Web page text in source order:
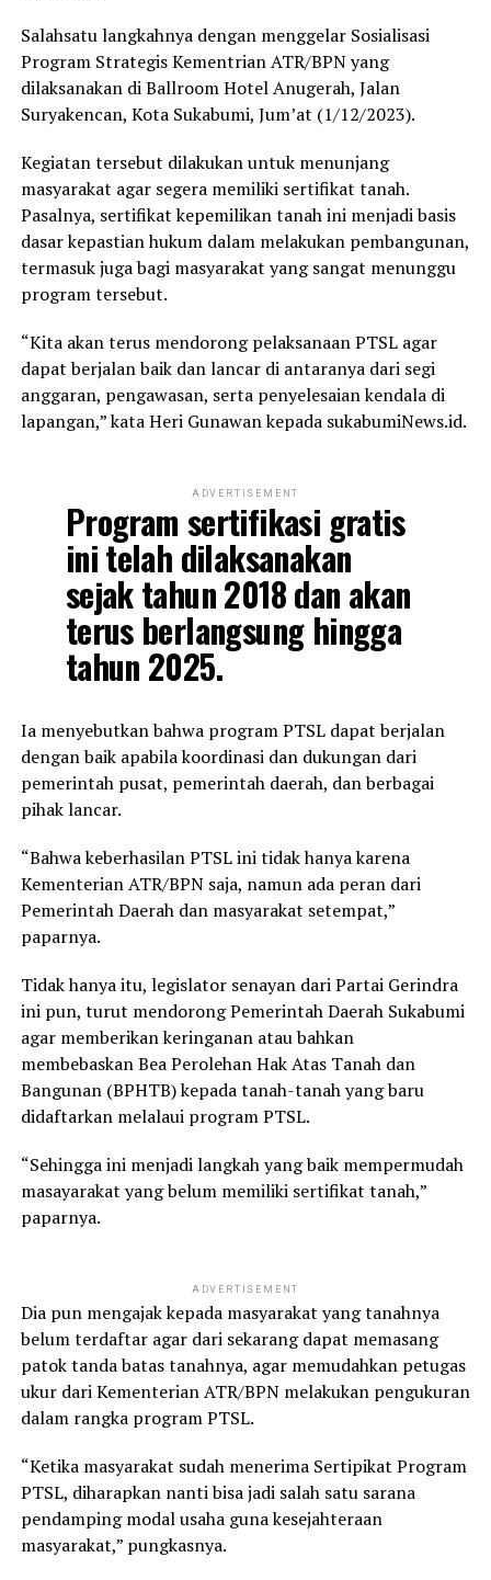
Salahsatu langkahnya dengan menggelar Sosialisasi
Program Strategis Kementrian ATR/BPN yang
dilaksanakan di Ballroom Hotel Anugerah, Jalan
Suryakencan, Kota Sukabumi, Jum’at (1/12/2023).
Kegiatan tersebut dilakukan untuk menunjang
masyarakat agar segera memiliki sertifikat tanah.
Pasalnya, sertifikat kepemilikan tanah ini menjadi basis
dasar kepastian hukum dalam melakukan pembangunan,
termasuk juga bagi masyarakat yang sangat menunggu
program tersebut.
“Kita akan terus mendorong pelaksanaan PTSL agar
dapat berjalan baik dan lancar di antaranya dari segi
anggaran, pengawasan, serta penyelesaian kendala di
lapangan,” kata Heri Gunawan kepada sukabumiNews.id.
ADVERTISEMENT
Program sertifikasi gratis
ini telah dilaksanakan
sejak tahun 2018 dan akan
terus berlangsung hingga
tahun 2025.
Ia menyebutkan bahwa program PTSL dapat berjalan
dengan baik apabila koordinasi dan dukungan dari
pemerintah pusat, pemerintah daerah, dan berbagai
pihak lancar.
“Bahwa keberhasilan PTSL ini tidak hanya karena
Kementerian ATR/BPN saja, namun ada peran dari
Pemerintah Daerah dan masyarakat setempat,”
paparnya.
Tidak hanya itu, legislator senayan dari Partai Gerindra
ini pun, turut mendorong Pemerintah Daerah Sukabumi
agar memberikan keringanan atau bahkan
membebaskan Bea Perolehan Hak Atas Tanah dan
Bangunan (BPHTB) kepada tanah-tanah yang baru
didaftarkan melalaui program PTSL.
“Sehingga ini menjadi langkah yang baik mempermudah
masayarakat yang belum memiliki sertifikat tanah,”
paparnya.
ADVERTISEMENT
Dia pun mengajak kepada masyarakat yang tanahnya
belum terdaftar agar dari sekarang dapat memasang
patok tanda batas tanahnya, agar memudahkan petugas
ukur dari Kementerian ATR/BPN melakukan pengukuran
dalam rangka program PTSL.
“Ketika masyarakat sudah menerima Sertipikat Program
PTSL, diharapkan nanti bisa jadi salah satu sarana
pendamping modal usaha guna kesejahteraan
masyarakat,” pungkasnya.